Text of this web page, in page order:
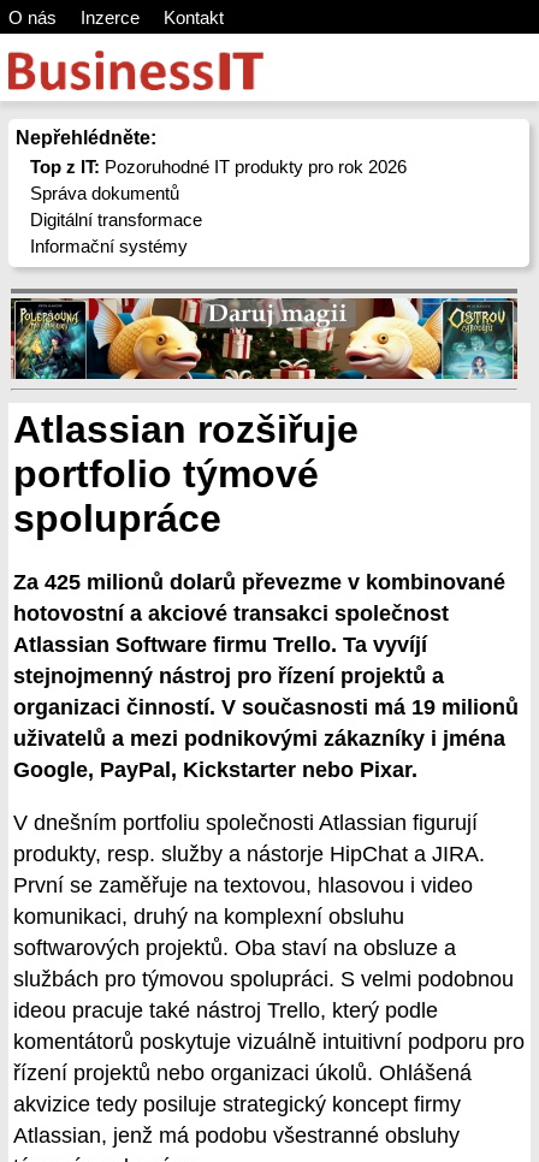
O nás Inzerce Kontakt
Nepřehlédněte:
Top z IT: Pozoruhodné IT produkty pro rok 2026
Správa dokumentů
Digitální transformace
Informační systémy
Atlassian rozšiřuje
portfolio týmové
spolupráce
Za 425 milionů dolarů převezme v kombinované
hotovostní a akciové transakci společnost
Atlassian Software firmu Trello. Ta vyvíjí
stejnojmenný nástroj pro řízení projektů a
organizaci činností. V současnosti má 19 milionů
uživatelů a mezi podnikovými zákazníky i jména
Google, PayPal, Kickstarter nebo Pixar.
V dnešním portfoliu společnosti Atlassian figurují
produkty, resp. služby a nástorje HipChat a JIRA.
První se zaměřuje na textovou, hlasovou i video
komunikaci, druhý na komplexní obsluhu
softwarových projektů. Oba staví na obsluze a
službách pro týmovou spolupráci. S velmi podobnou
ideou pracuje také nástroj Trello, který podle
komentátorů poskytuje vizuálně intuitivní podporu pro
řízení projektů nebo organizaci úkolů. Ohlášená
akvizice tedy posiluje strategický koncept firmy
Atlassian, jenž má podobu všestranné obsluhy